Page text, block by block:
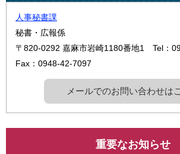
人事秘書課
秘書・広報係
〒820-0292 嘉麻市岩崎1180番地1
Tel：
Fax：0948-42-7097
メールでのお問い合わせは
重要なお知らせ